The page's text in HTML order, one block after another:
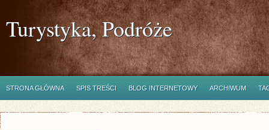
Turystyka, Podróże
STRONA GŁÓWNA SPIS TREŚCI BLOG INTERNETOWY ARCHIWUM